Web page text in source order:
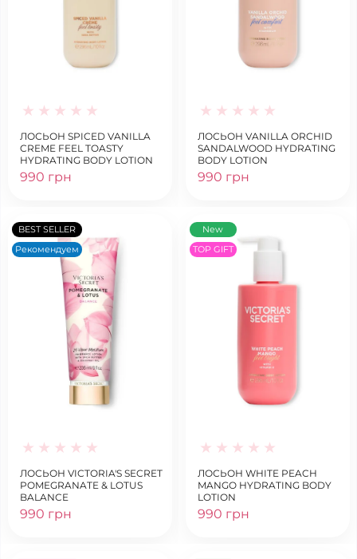
ЛОСЬОН SPICED VANILLA
CREME FEEL TOASTY
HYDRATING BODY LOTION
990 грн
ЛОСЬОН VANILLA ORCHID
SANDALWOOD HYDRATING
BODY LOTION
990 грн
BEST SELLER
Рекомендуем
ЛОСЬОН VICTORIA'S SECRET
POMEGRANATE & LOTUS
BALANCE
990 грн
New
TOP GIFT
ЛОСЬОН WHITE PEACH
MANGO HYDRATING BODY
LOTION
990 грн